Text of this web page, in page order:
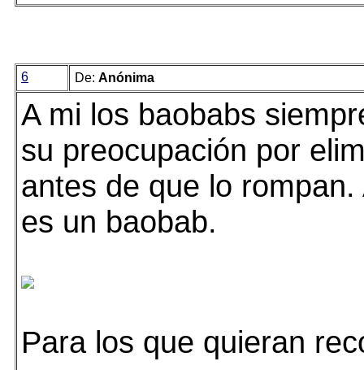
6 De: Anónima
A mi los baobabs
su preocupación por
antes de que lo
es un baobab.
Para los que quieran